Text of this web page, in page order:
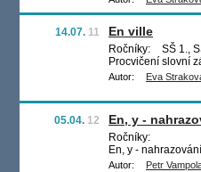
14.07. 11 En ville
Ročníky:
SŠ 1.,
Procvičení slovní
Autor: Eva
05.04. 12 En, y -
Ročníky:
En, y -
Autor: Petr